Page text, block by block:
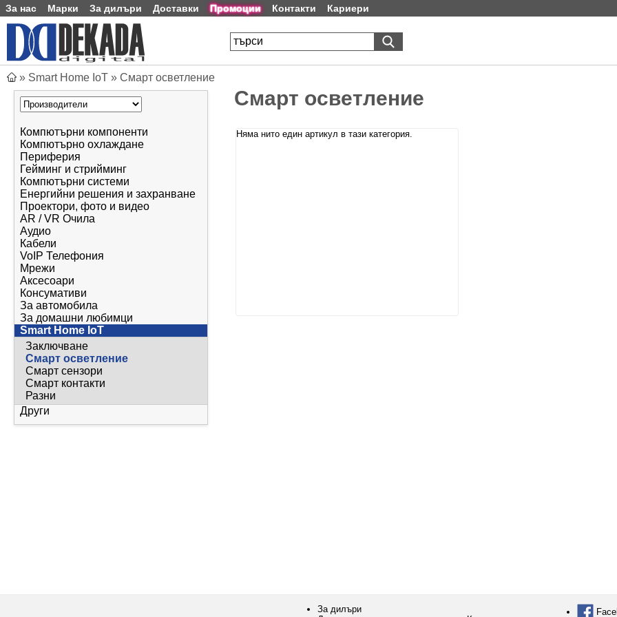
За нас Марки За дилъри Доставки Промоции Контакти Кариери
» Smart Home IoT » Смарт осветление
Компютърни компоненти
Компютърно охлаждане
Периферия
Гейминг и стрийминг
Компютърни системи
Енергийни решения и захранване
Проектори, фото и видео
AR / VR Очила
Аудио
Кабели
VoIP Телефония
Мрежи
Аксесоари
Консумативи
За автомобила
За домашни любимци
Smart Home IoT
Заключване
Смарт осветление
Смарт сензори
Смарт контакти
Разни
Други
Смарт осветление
Няма нито един артикул в тази категория.
За дилъри